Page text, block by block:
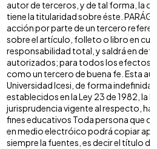
autor de terceros, y de tal forma, la
tiene la titularidad sobre éste.
acción por parte de un tercero
sobre el artículo, folleto o libro en
responsabilidad total, y saldrá en
autorizados; para todos los efectos,
como un tercero de buena fe. Esta
Universidad Icesi, de forma
establecidos en la Ley 23 de 1982, la
jurisprudencia vigente al respecto,
fines educativos Toda persona que
en medio electróico podrá copiar
siempre la fuentes, es decir el título